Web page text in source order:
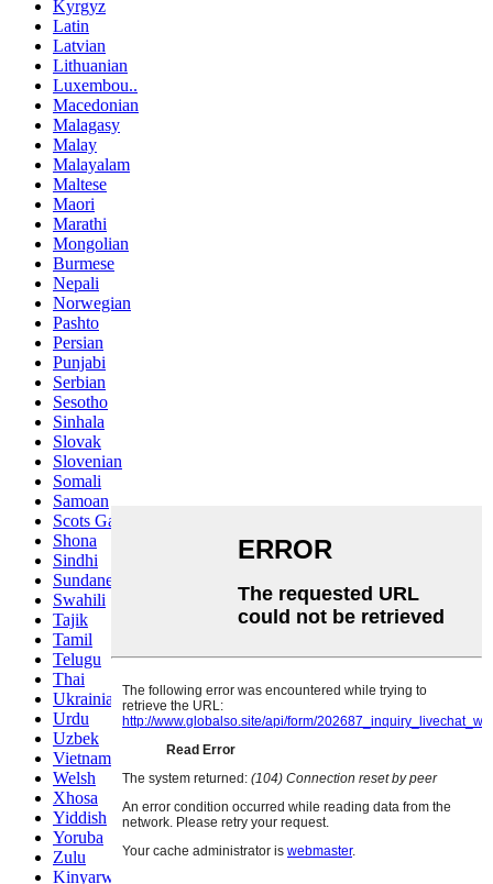
Kyrgyz
Latin
Latvian
Lithuanian
Luxembou..
Macedonian
Malagasy
Malay
Malayalam
Maltese
Maori
Marathi
Mongolian
Burmese
Nepali
Norwegian
Pashto
Persian
Punjabi
Serbian
Sesotho
Sinhala
Slovak
Slovenian
Somali
Samoan
Scots Gaelic
Shona
Sindhi
Sundanese
Swahili
Tajik
Tamil
Telugu
Thai
Ukrainian
Urdu
Uzbek
Vietnamese
Welsh
Xhosa
Yiddish
Yoruba
Zulu
Kinyarwanda